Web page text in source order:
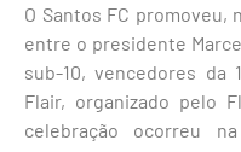
O Santos FC promoveu,
entre o presidente
sub-10, vencedores da
Flair, organizado pelo
celebração ocorreu